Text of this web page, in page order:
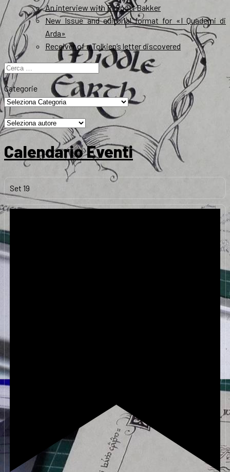
An interview with R. Scott Bakker
New Issue and editorial format for «I Quaderni di
Arda»
Receiver of a Tolkien’s letter discovered
Ricerca
per:
Categorie
Calendario Eventi
Set 19